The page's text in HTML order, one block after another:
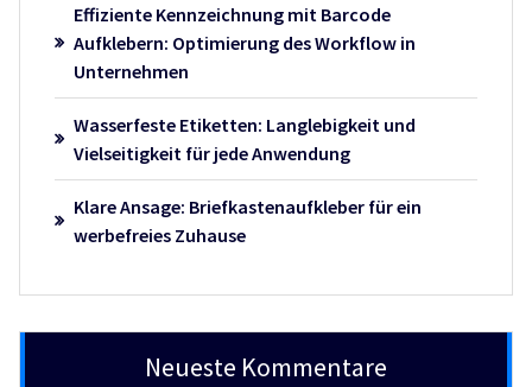
Effiziente Kennzeichnung mit Barcode
Aufklebern: Optimierung des Workflow in
Unternehmen
Wasserfeste Etiketten: Langlebigkeit und
Vielseitigkeit für jede Anwendung
Klare Ansage: Briefkastenaufkleber für ein
werbefreies Zuhause
Neueste Kommentare